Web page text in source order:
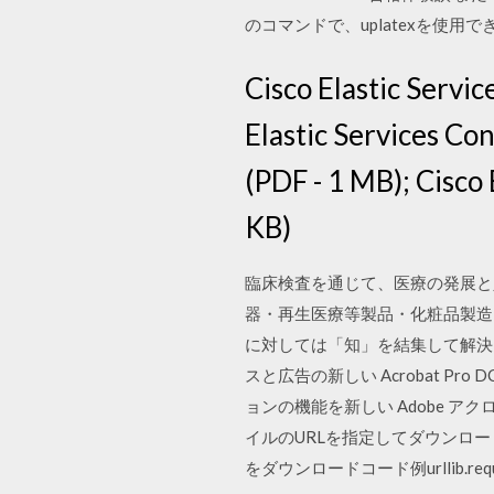
のコマンドで、uplatexを使用で
Cisco Elastic
Elastic Services
(PDF - 1 MB);
KB)
臨床検査を通じて、医療の発展
器・再生医療等製品・化粧品製
に対しては「知」を結集して解
スと広告の新しい Acrobat Pro
ョンの機能を新しい Adobe アク
イルのURLを指定してダウンロ
をダウンロードコード例